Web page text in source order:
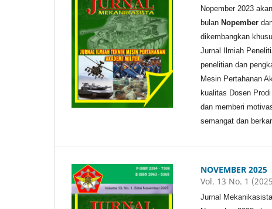
Nopember 2023
bulan Nopember
dikembangkan
Jurnal Ilmiah
penelitian dan
Mesin Pertahanan
kualitas Dosen
dan memberi
semangat dan
NOVEMBER 2025
Vol. 13 No. 1
Jurnal